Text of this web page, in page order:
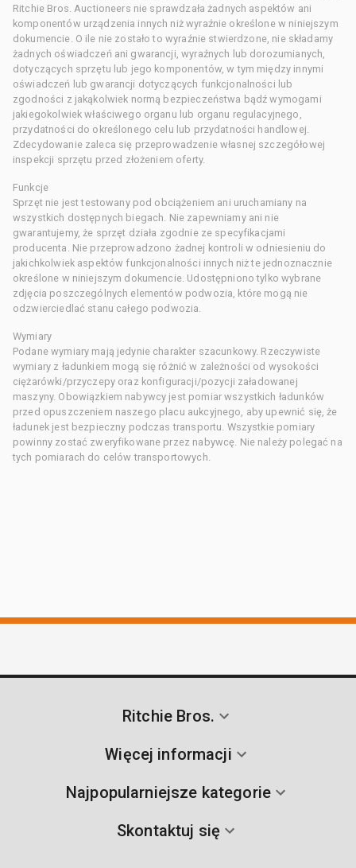
Ritchie Bros. Auctioneers nie sprawdzała żadnych aspektów ani
komponentów urządzenia innych niż wyraźnie określone w niniejszym
dokumencie. O ile nie zostało to wyraźnie stwierdzone, nie składamy
żadnych oświadczeń ani gwarancji, wyraźnych lub dorozumianych,
dotyczących sprzętu lub jego komponentów, w tym między innymi
oświadczeń lub gwarancji dotyczących funkcjonalności lub
zgodności z jakąkolwiek normą bezpieczeństwa bądź wymogami
jakiegokolwiek właściwego organu lub organu regulacyjnego,
przydatności do określonego celu lub przydatności handlowej.
Zdecydowanie zaleca się przeprowadzenie własnej szczegółowej
inspekcji sprzętu przed złożeniem oferty.
Funkcje
Sprzęt nie jest testowany pod obciążeniem ani uruchamiany na
wszystkich dostępnych biegach. Nie zapewniamy ani nie
gwarantujemy, że sprzęt działa zgodnie ze specyfikacjami
producenta. Nie przeprowadzono żadnej kontroli w odniesieniu do
jakichkolwiek aspektów funkcjonalności innych niż te jednoznacznie
określone w niniejszym dokumencie. Udostępniono tylko wybrane
zdjęcia poszczególnych elementów podwozia, które mogą nie
odzwierciedlać stanu całego podwozia.
Wymiary
Podane wymiary mają jedynie charakter szacunkowy. Rzeczywiste
wymiary z ładunkiem mogą się różnić w zależności od wysokości
ciężarówki/przyczepy oraz konfiguracji/pozycji załadowanej
maszyny. Obowiązkiem nabywcy jest pomiar wszystkich ładunków
przed opuszczeniem naszego placu aukcyjnego, aby upewnić się, że
ładunek jest bezpieczny podczas transportu. Wszystkie pomiary
powinny zostać zweryfikowane przez nabywcę. Nie należy polegać na
tych pomiarach do celów transportowych.
Ritchie Bros.
Więcej informacji
Najpopularniejsze kategorie
Skontaktuj się